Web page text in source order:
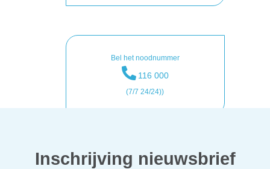
Bel het noodnummer
116 000
(7/7 24/24))
Inschrijving nieuwsbrief